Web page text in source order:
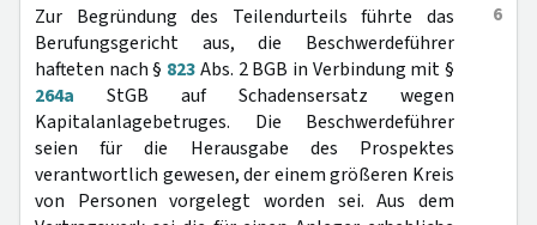
6
Zur Begründung des Teilendurteils führte das
Berufungsgericht aus, die Beschwerdeführer
hafteten nach § 823Abs. 2 BGB in Verbindung mit §
264a StGB auf Schadensersatz wegen
Kapitalanlagebetruges. Die Beschwerdeführer
seien für die Herausgabe des Prospektes
verantwortlich gewesen, der einem größeren Kreis
von Personen vorgelegt worden sei. Aus dem